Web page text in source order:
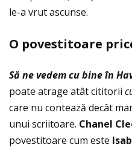
le-a vrut ascunse.
O povestitoare
Să ne vedem cu bine în
poate atrage atât cititorii
care nu contează decât
unui scriitoare. Chanel
povestitoare cum este